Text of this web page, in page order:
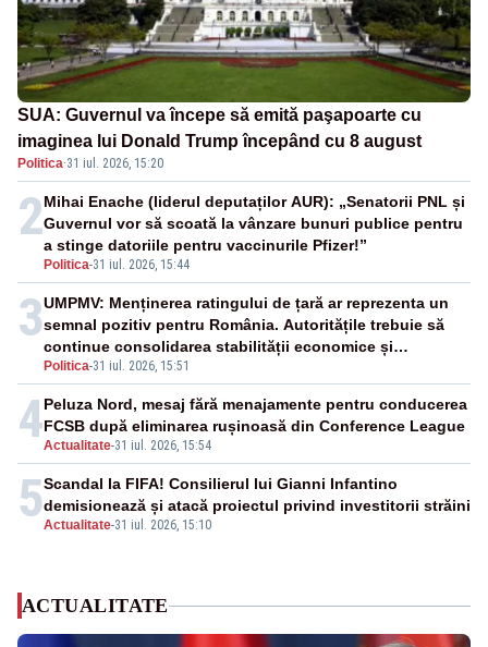
SUA: Guvernul va începe să emită paşapoarte cu
imaginea lui Donald Trump începând cu 8 august
Politica·31 iul. 2026, 15:20
2
Politica-31 iul. 2026, 15:44
Mihai Enache (liderul deputaților AUR): „Senatorii PNL și
Guvernul vor să scoată la vânzare bunuri publice pentru
a stinge datoriile pentru vaccinurile Pfizer!”
3
Politica-31 iul. 2026, 15:51
UMPMV: Menținerea ratingului de țară ar reprezenta un
semnal pozitiv pentru România. Autoritățile trebuie să
continue consolidarea stabilității economice și
financiare
4Actualitate-31 iul. 2026, 15:54
Peluza Nord, mesaj fără menajamente pentru conducerea
FCSB după eliminarea rușinoasă din Conference League
5Actualitate-31 iul. 2026, 15:10
Scandal la FIFA! Consilierul lui Gianni Infantino
demisionează și atacă proiectul privind investitorii străini
ACTUALITATE